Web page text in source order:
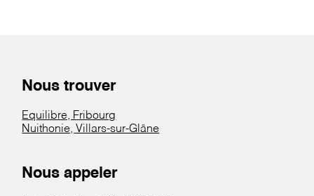
Nous trouver
Equilibre, Fribourg
Nuithonie, Villars-sur-Glâne
Nous appeler